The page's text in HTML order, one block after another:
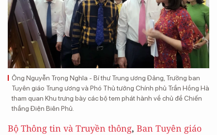
Ông Nguyễn Trọng Nghĩa - Bí thư Trung ương Đảng, Trưởng ban
Tuyên giáo Trung ương và Phó Thủ tướng Chính phủ Trần Hồng Hà
tham quan Khu trưng bày các bộ tem phát hành về chủ đề Chiến
thắng Điện Biên Phủ.
Bộ Thông tin và Truyền thông, Ban Tuyên giáo